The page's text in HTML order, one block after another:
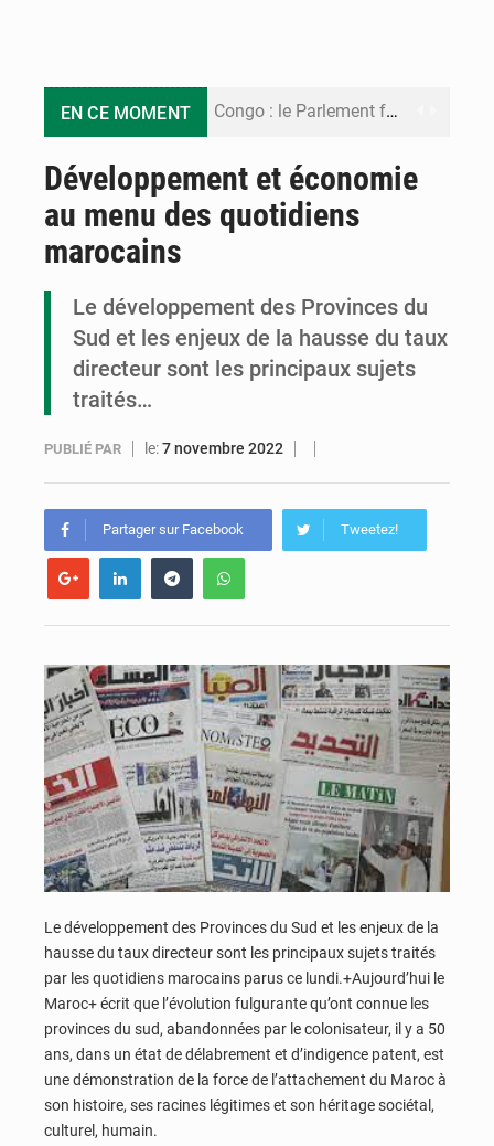
EN CE MOMENT Congo : le Parlement formule 28 recommandations sur le Cadre budgétaire 2027-2029
Congo : Brazzaville se dote d’un plan d’action pour renforcer sa résilience climatique
Le Congo se dote d’un programme national pour valoriser les produits forestiers non ligneux
Développement et économie
au menu des quotidiens
marocains
Le développement des Provinces du
Sud et les enjeux de la hausse du taux
directeur sont les principaux sujets
traités…
PUBLIÉ PAR le:7 novembre 2022
Partager sur Facebook Tweetez!
Le développement des Provinces du Sud et les enjeux de la
hausse du taux directeur sont les principaux sujets traités
par les quotidiens marocains parus ce lundi.+Aujourd’hui le
Maroc+ écrit que l’évolution fulgurante qu’ont connue les
provinces du sud, abandonnées par le colonisateur, il y a 50
ans, dans un état de délabrement et d’indigence patent, est
une démonstration de la force de l’attachement du Maroc à
son histoire, ses racines légitimes et son héritage sociétal,
culturel, humain.